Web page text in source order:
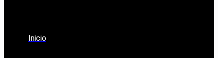
Inicio